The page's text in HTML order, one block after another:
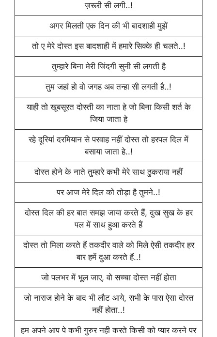
ज़रूरी सी लगी..!
अगर मिलती एक दिन की भी बादशाही मुझें
तो ए मेरे दोस्त इस बादशाही में हमारे सिक्के ही चलते..!
तुम्हारे बिना मेरी जिंदगी सुनी सी लगती है
तुम जहां हो वो जगह अब तन्हा सी लगती है..!
याही तो खूबसूरत दोस्ती का नाता हे जो बिना किसी शर्त के
जिया जाता हे
रहे दूरियां दरमियान से परवाह नहीं दोस्त तो हरपल दिल में
बसाया जाता हे..!
दोस्त होने के नाते तुम्हारे कभी मेरे साथ ठुकराया नहीं
पर आज मेरे दिल को तोड़ा है तुमने..!
दोस्त दिल की हर बात समझ जाया करते हैं, दुख सुख के हर
पल में साथ हुआ करते हैं
दोस्त तो मिला करते हैं तकदीर वाले को मिले ऐसी तकदीर हर
बार हमें दुआ करते हैं..!
जो पलभर में भूल जाए, वो सच्चा दोस्त नहीं होता
जो नाराज होने के बाद भी लौट आये, सभी के पास ऐसा दोस्त
नहीं होता..!
हम अपने आप पे कभी गुरुर नही करते किसी को प्यार करने पर